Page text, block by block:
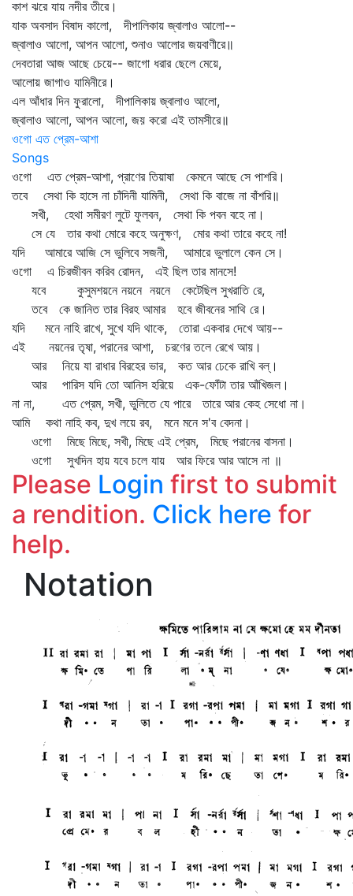
কাশ ঝরে যায় নদীর তীরে।
যাক অবসাদ বিষাদ কালো, দীপালিকায় জ্বালাও আলো--
জ্বালাও আলো, আপন আলো, শুনাও আলোর জয়বাণীরে॥
দেবতারা আজ আছে চেয়ে-- জাগো ধরার ছেলে মেয়ে,
আলোয় জাগাও যামিনীরে।
এল আঁধার দিন ফুরালো, দীপালিকায় জ্বালাও আলো,
জ্বালাও আলো, আপন আলো, জয় করো এই তামসীরে॥
ওগো এত প্রেম-আশা
Songs
ওগো এত প্রেম-আশা, প্রাণের তিয়াষা কেমনে আছে সে পাশরি।
তবে সেথা কি হাসে না চাঁদিনী যামিনী, সেথা কি বাজে না বাঁশরি॥
সখী, হেথা সমীরণ লুটে ফুলবন, সেথা কি পবন বহে না।
সে যে তার কথা মোরে কহে অনুক্ষণ, মোর কথা তারে কহে না!
যদি আমারে আজি সে ভুলিবে সজনী, আমারে ভুলালে কেন সে।
ওগো এ চিরজীবন করিব রোদন, এই ছিল তার মানসে!
যবে কুসুমশয়নে নয়নে নয়নে কেটেছিল সুখরাতি রে,
তবে কে জানিত তার বিরহ আমার হবে জীবনের সাথি রে।
যদি মনে নাহি রাখে, সুখে যদি থাকে, তোরা একবার দেখে আয়--
এই নয়নের তৃষা, পরানের আশা, চরণের তলে রেখে আয়।
আর নিয়ে যা রাধার বিরহের ভার, কত আর ঢেকে রাখি বল্‌।
আর পারিস যদি তো আনিস হরিয়ে এক-ফোঁটা তার আঁখিজল।
না না, এত প্রেম, সখী, ভুলিতে যে পারে তারে আর কেহ সেধো না।
আমি কথা নাহি কব, দুখ লয়ে রব, মনে মনে স'ব বেদনা।
ওগো মিছে মিছে, সখী, মিছে এই প্রেম, মিছে পরানের বাসনা।
ওগো সুখদিন হায় যবে চলে যায় আর ফিরে আর আসে না ॥
Please Login first to submit
a rendition. Click here for
help.
Notation